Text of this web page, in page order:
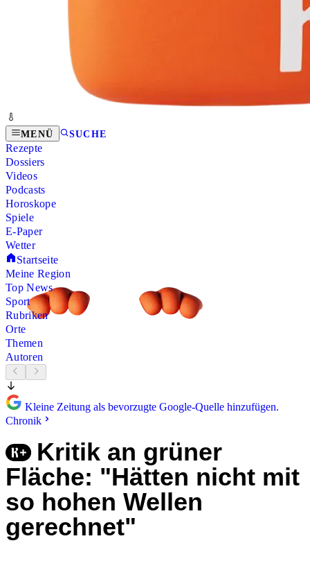
MENÜ SUCHE
Rezepte
Dossiers
Videos
Podcasts
Horoskope
Spiele
E-Paper
Wetter
Startseite
Meine Region
Top News
Sport
Rubriken
Orte
Themen
Autoren
Kleine Zeitung als bevorzugte Google-Quelle hinzufügen.
Chronik
Kritik an grüner
Fläche: "Hätten nicht mit
so hohen Wellen
gerechnet"